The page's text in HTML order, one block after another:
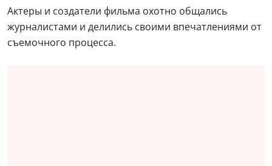
Актеры и создатели фильма охотно общались
журналистами и делились своими впечатлениями от
съемочного процесса.